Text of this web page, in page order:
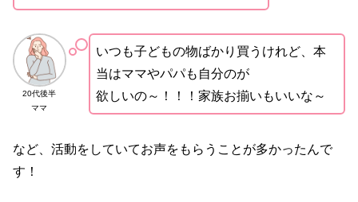
20代後半
ママ
いつも子どもの物ばかり買うけれど、本
当はママやパパも自分のが
欲しいの～！！！家族お揃いもいいな～
など、活動をしていてお声をもらうことが多かったんで
す！